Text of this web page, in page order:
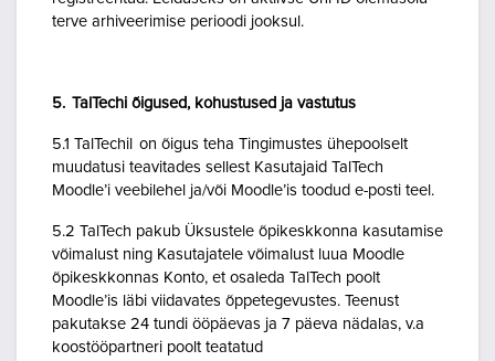
terve arhiveerimise perioodi jooksul.
5. TalTechi õigused, kohustused ja vastutus
5.1 TalTechil on õigus teha Tingimustes ühepoolselt
muudatusi teavitades sellest Kasutajaid TalTech
Moodle’i veebilehel ja/või Moodle’is toodud e-posti teel.
5.2 TalTech pakub Üksustele õpikeskkonna kasutamise
võimalust ning Kasutajatele võimalust luua Moodle
õpikeskkonnas Konto, et osaleda TalTech poolt
Moodle’is läbi viidavates õppetegevustes. Teenust
pakutakse 24 tundi ööpäevas ja 7 päeva nädalas, v.a
koostööpartneri poolt teatatud